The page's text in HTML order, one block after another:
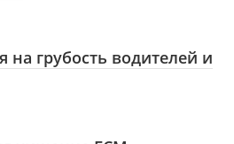
на грубость водителей и